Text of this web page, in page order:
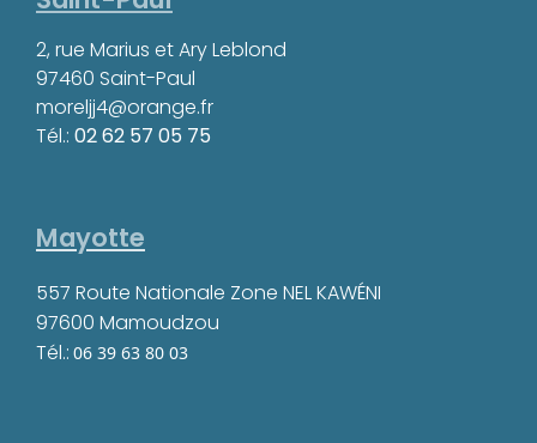
2, rue Marius et Ary Leblond
97460 Saint-Paul
moreljj4@orange.fr
Tél.: 02 62 57 05 75
Mayotte
557 Route Nationale Zone NEL KAWÉNI
97600 Mamoudzou
Tél.: 06 39 63 80 03